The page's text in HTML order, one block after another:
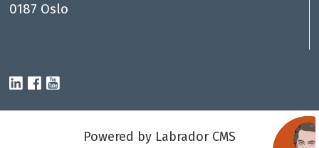
0187 Oslo
Powered by Labrador CMS